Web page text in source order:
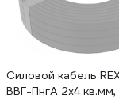
Cиловой кабель
ВВГ-ПнгА 2x4 кв.мм,